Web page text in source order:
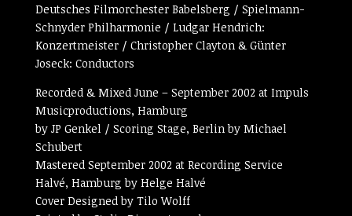
Deutsches Filmorchester Babelsberg / Spielmann-
Schnyder Philharmonie / Ludgar Hendrich:
Konzertmeister / Christopher Clayton & Günter
Joseck: Conductors
Recorded & Mixed June – September 2002 at Impuls
Musicproductions, Hamburg
by JP Genkel / Scoring Stage, Berlin by Michael
Schubert
Mastered September 2002 at Recording Service
Halvé, Hamburg by Helge Halvé
Cover Designed by Tilo Wolff